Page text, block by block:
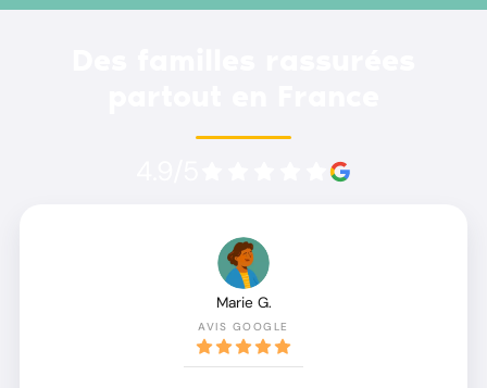
Marie G.
AVIS GOOGLE